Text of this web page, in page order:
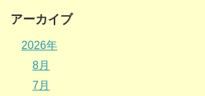
アーカイブ
2026年
8月
7月